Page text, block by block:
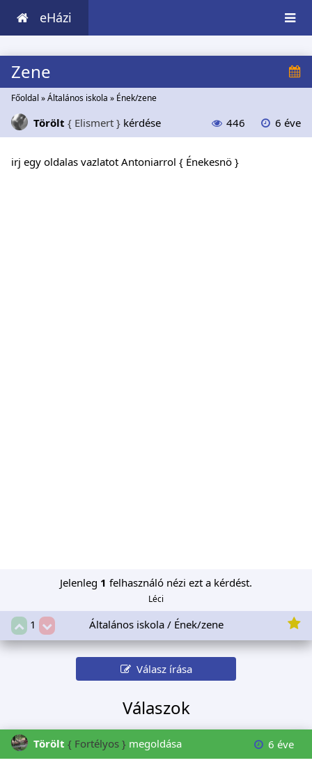
eHázi
Zene
Főoldal »Általános iskola » Ének/zene
Törölt { Elismert } kérdése 446 6 éve
irj egy oldalas vazlatot Antoniarrol { Énekesnö }
Jelenleg 1 felhasználó nézi ezt a kérdést.
Léci
1 Általános iskola / Ének/zene
Válasz írása
Válaszok
Törölt { Fortélyos } megoldása 6 éve